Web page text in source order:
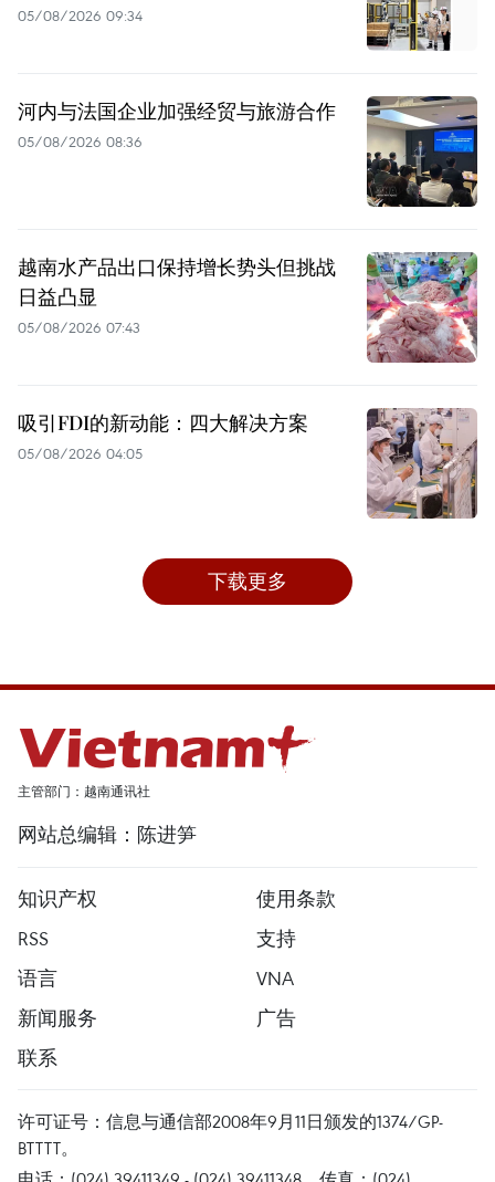
05/08/2026 09:34
河内与法国企业加强经贸与旅游合作
05/08/2026 08:36
越南水产品出口保持增长势头但挑战
日益凸显
05/08/2026 07:43
吸引FDI的新动能：四大解决方案
05/08/2026 04:05
下载更多
主管部门：越南通讯社
网站总编辑：陈进笋
知识产权
使用条款
RSS
支持
语言
VNA
新闻服务
广告
联系
许可证号：信息与通信部2008年9月11日颁发的1374/GP-
BTTTT。